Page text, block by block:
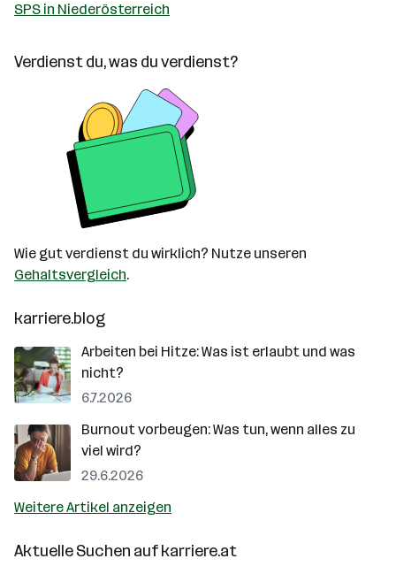
SPS in Niederösterreich
Verdienst du, was du verdienst?
Wie gut verdienst du wirklich? Nutze unseren
Gehaltsvergleich.
karriere.blog
Arbeiten bei Hitze: Was ist erlaubt und was
nicht?
6.7.2026
Burnout vorbeugen: Was tun, wenn alles zu
viel wird?
29.6.2026
Weitere Artikel anzeigen
Aktuelle Suchen aufkarriere.at